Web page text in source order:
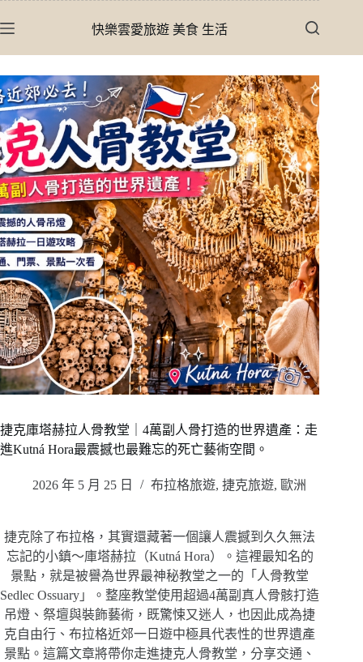
至
內
容
快樂雲愛旅遊 美食 生活
捷克庫塔赫拉人骨教堂｜4萬副人骨打造的世界遺產：走
進Kutná Hora最震撼也最難忘的死亡藝術空間。
2026 年 5 月 25 日 布拉格旅遊, 捷克旅遊, 歐洲
捷克除了布拉格，其實還藏著一個讓人震撼到久久無法
忘記的小鎮～庫塔赫拉（Kutná Hora）。這裡最知名的
景點，就是被譽為世界最神秘教堂之一的「人骨教堂
Sedlec Ossuary」。整座教堂使用超過4萬副真人骨骸打造
吊燈、祭壇與裝飾藝術，既驚悚又迷人，也因此成為捷
克自由行、布拉格近郊一日遊中極具代表性的世界遺產
景點。這篇文章將帶你走進捷克人骨教堂，分享交通、